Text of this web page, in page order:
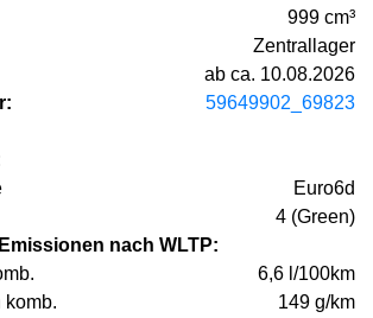
999 cm³
Zentrallager
ab ca. 10.08.2026
59649902_69823
Euro6d
4 (Green)
nach WLTP:
6,6 l/100km
komb.
149 g/km